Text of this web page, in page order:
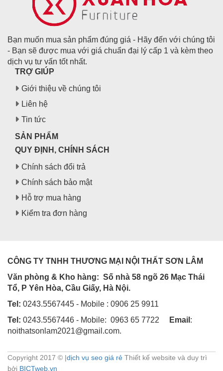
Bạn muốn mua sản phẩm đúng giá - Hãy đến với chúng tôi
- Bạn sẽ được mua với giá chuẩn đại lý cấp 1 và kèm theo
dịch vụ tư vấn tốt nhất.
TRỢ GIÚP
Giới thiệu về chúng tôi
Liên hệ
Tin tức
SẢN PHẨM
QUY ĐỊNH, CHÍNH SÁCH
Chính sách đổi trả
Chính sách bảo mật
Hỗ trợ mua hàng
Kiểm tra đơn hàng
CÔNG TY TNHH THƯƠNG MẠI NỘI THẤT SƠN LÂM
Văn phòng & Kho hàng: Số nhà 58 ngõ 26 Mạc Thái
Tổ, P Yên Hòa, Cầu Giấy, Hà Nội.
Tel: 0243.5567445 - Mobile : 0906 25 9911
Tel: 0243.5567446 - Mobile: 0963 65 7722 Email :
noithatsonlam2021@gmail.com.
Copyright 2017 © |dịch vụ seo giá rẻ Thiết kế website và duy trì
bởi BICTweb.vn